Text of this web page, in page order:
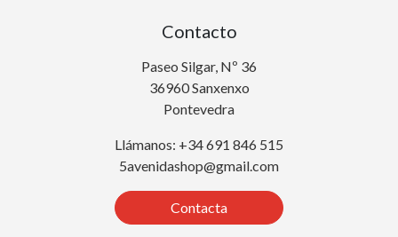
Contacto
Paseo Silgar, Nº 36
36960 Sanxenxo
Pontevedra
Llámanos: +34 691 846 515
5avenidashop@gmail.com
Contacta